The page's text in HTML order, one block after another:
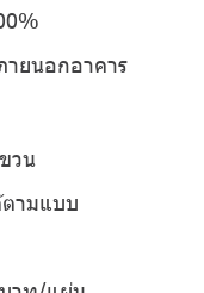
ายนอกอาคาร
วน
ามแบบ